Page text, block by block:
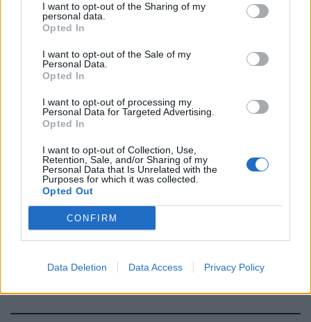
I want to opt-out of the Sharing of my
personal data.
Opted In
I want to opt-out of the Sale of my
Personal Data.
Opted In
I want to opt-out of processing my
Personal Data for Targeted Advertising.
Opted In
I want to opt-out of Collection, Use,
Retention, Sale, and/or Sharing of my
Personal Data that Is Unrelated with the
Purposes for which it was collected.
Opted Out
CONFIRM
Data Deletion Data Access Privacy Policy
VIA DEL CASALETTO
Massaggi con "happy ending":
rosse
17/03/2019
FIRENZE, BRUTTA AVVENTURA PER UNA 23ENNE
finisce al Pronto soccorso
15/04/2018
MOVENTE SESSUALE
Modena, ventenne cinese ucciso
minori